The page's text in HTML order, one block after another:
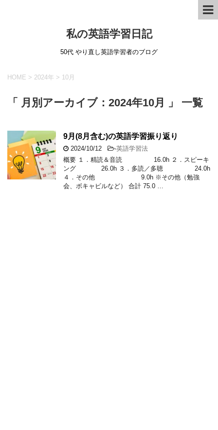
私の英語学習日記
50代 やり直し英語学習者のブログ
HOME > 2024年 > 10月
「 月別アーカイブ：2024年10月 」 一覧
9月(8月含む)の英語学習振り返り
2024/10/12 -英語学習法
概要 １．精読＆音読 16.0h ２．スピーキ
ング 26.0h ３．多読／多聴 24.0h
４．その他 9.0h ※その他（勉強
会、ボキャビルなど） 合計 75.0 …